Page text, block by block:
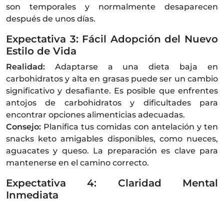
son temporales y normalmente desaparecen
después de unos días.
Expectativa 3: Fácil Adopción del Nuevo
Estilo de Vida
Realidad: Adaptarse a una dieta baja en
carbohidratos y alta en grasas puede ser un cambio
significativo y desafiante. Es posible que enfrentes
antojos de carbohidratos y dificultades para
encontrar opciones alimenticias adecuadas.
Consejo: Planifica tus comidas con antelación y ten
snacks keto amigables disponibles, como nueces,
aguacates y queso. La preparación es clave para
mantenerse en el camino correcto.
Expectativa 4: Claridad Mental
Inmediata